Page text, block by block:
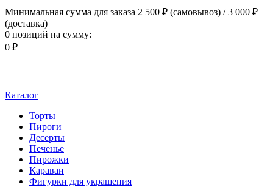
Минимальная сумма для заказа 2 500 ₽ (самовывоз) / 3 000 ₽
(доставка)
0 позиций на сумму:
0 ₽
Каталог
Торты
Пироги
Десерты
Печенье
Пирожки
Караваи
Фигурки для украшения